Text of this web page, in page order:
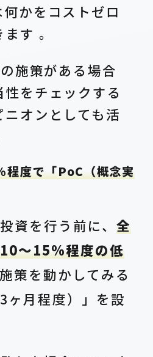
かをコストゼロ
す 。
施策がある場合
をチェックする
オンとしても活
度で「PoC（概念実
資を行う前に、 全
〜15%程度の低
策を動かしてみる
ヶ月程度）」を設